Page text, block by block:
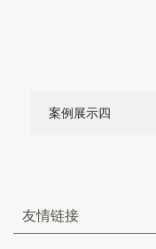
案例展示四
友情链接